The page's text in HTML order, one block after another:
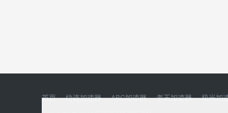
首页 快连加速器 ABC加速器 老王加速器 极光加